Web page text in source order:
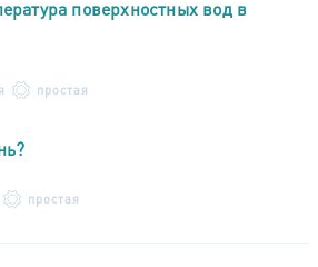
поверхностных вод в
простая
простая